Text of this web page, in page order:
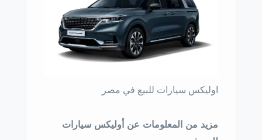
اوليكس سيارات للبيع في مصر
مزيد من المعلومات عن أوليكس سيارات